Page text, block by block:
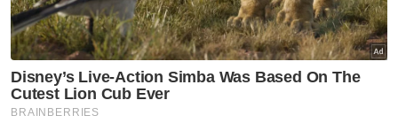
Covid 19
Kes Harian